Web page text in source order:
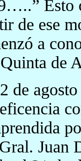
Esto
de ese
a
de
de
Juan